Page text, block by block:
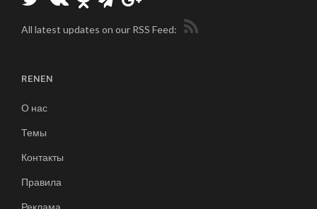
All latest updates on our RSS Feed:
RENEN
О нас
Темы
Контакты
Правила
Реклама